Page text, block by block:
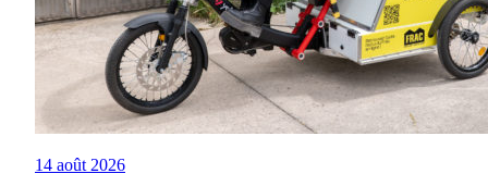
14 août 2026